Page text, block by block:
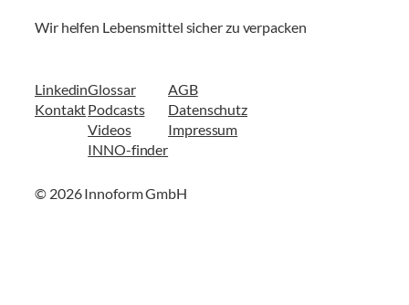
Wir helfen Lebensmittel sicher zu verpacken
Linkedin
Kontakt
Glossar
Podcasts
Videos
INNO-finder
AGB
Datenschutz
Impressum
© 2026 Innoform GmbH